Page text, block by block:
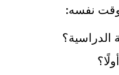
نفسه:
الدراسية؟